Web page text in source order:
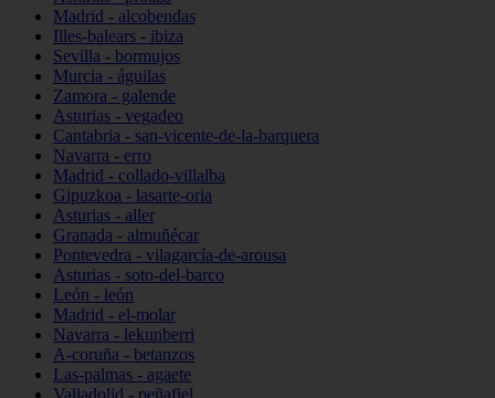
Madrid - alcobendas
Illes-balears - ibiza
Sevilla - bormujos
Murcia - águilas
Zamora - galende
Asturias - vegadeo
Cantabria - san-vicente-de-la-barquera
Navarra - erro
Madrid - collado-villalba
Gipuzkoa - lasarte-oria
Asturias - aller
Granada - almuñécar
Pontevedra - vilagarcía-de-arousa
Asturias - soto-del-barco
León - león
Madrid - el-molar
Navarra - lekunberri
A-coruña - betanzos
Las-palmas - agaete
Valladolid - peñafiel